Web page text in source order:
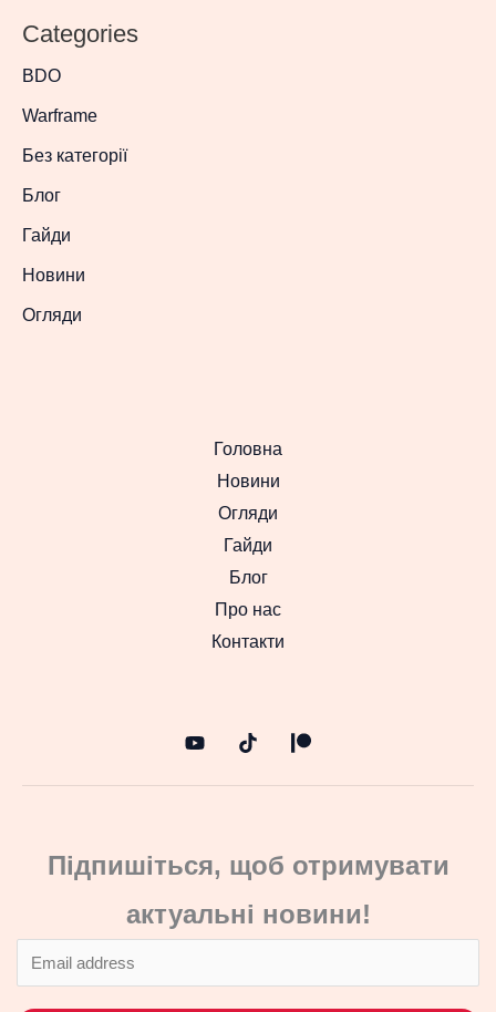
Categories
BDO
Warframe
Без категорії
Блог
Гайди
Новини
Огляди
Головна
Новини
Огляди
Гайди
Блог
Про нас
Контакти
Підпишіться, щоб отримувати
актуальні новини!